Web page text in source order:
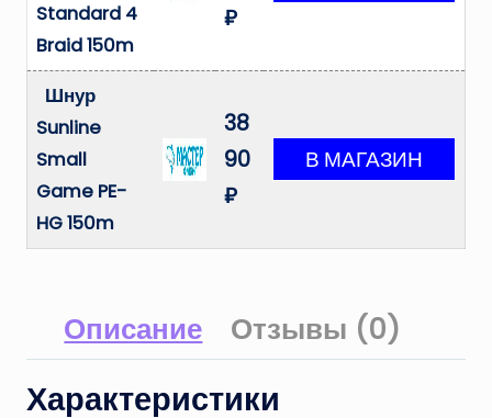
Standard 4
Braid 150m
₽
Шнур
Sunline
Small
Game PE-
HG 150m
38
90
₽
Описание Отзывы (0)
Характеристики